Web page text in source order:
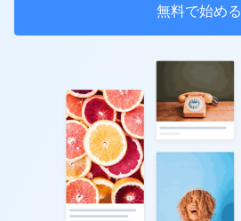
無料で始める